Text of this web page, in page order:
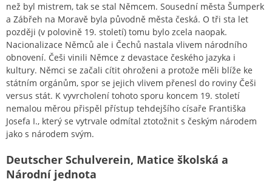
než byl mistrem, tak se stal Němcem. Sousední města Šumperk
a Zábřeh na Moravě byla původně města česká. O tři sta let
později (v polovině 19. století) tomu bylo zcela naopak.
Nacionalizace Němců ale i Čechů nastala vlivem národního
obnovení. Češi vinili Němce z devastace českého jazyka i
kultury. Němci se začali cítit ohroženi a protože měli blíže ke
státním orgánům, spor se jejich vlivem přenesl do roviny Češi
versus stát. K vyvrcholení tohoto sporu koncem 19. století
nemalou měrou přispěl přístup tehdejšího císaře Františka
Josefa I., který se vytrvale odmítal ztotožnit s českým národem
jako s národem svým.
Deutscher Schulverein, Matice školská a
Národní jednota